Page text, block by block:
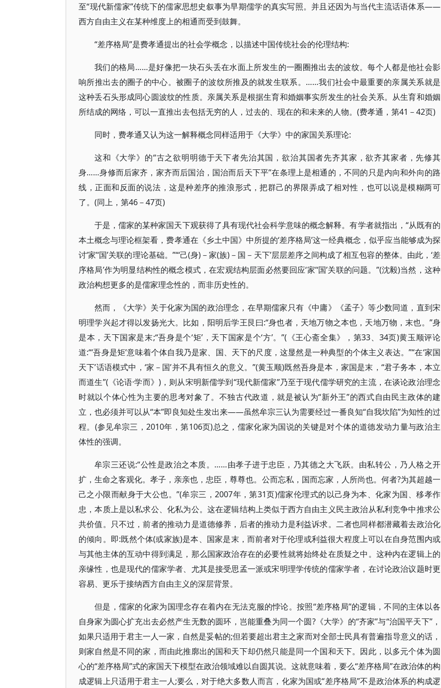
至“现代新儒家”传统下的儒家思想史叙事为早期儒学的真实写照。并且还因为与当代主流话语体系——
西方自由主义在某种维度上的相通而受到鼓舞。
“差序格局”是费孝通提出的社会学概念，以描述中国传统社会的伦理结构:
我们的格局……是好像把一块石头丢在水面上所发生的一圈圈推出去的波纹。每个人都是他社会影
响所推出去的圈子的中心。被圈子的波纹所推及的就发生联系。……我们社会中最重要的亲属关系就是
这种丢石头形成同心圆波纹的性质。亲属关系是根据生育和婚姻事实所发生的社会关系。从生育和婚姻
所结成的网络，可以一直推出去包括无穷的人，过去的、现在的和未来的人物。(费孝通，第41－42页)
同时，费孝通又认为这一解释概念同样适用于《大学》中的家国关系理论:
这和《大学》的“古之欲明明德于天下者先治其国，欲治其国者先齐其家，欲齐其家者，先修其
身……身修而后家齐，家齐而后国治，国治而后天下平”在条理上是相通的，不同的只是内向和外向的路
线，正面和反面的说法，这是种差序的推浪形式，把群己的界限弄成了相对性，也可以说是模糊两可
了。(同上，第46－47页)
于是，儒家的某种家国天下观获得了具有现代社会科学意味的概念解释。有学者就指出，“从既有的
本土概念与理论框架看，费孝通在《乡土中国》中所提的‘差序格局’这一经典概念，似乎应当能够成为探
讨‘家’‘国’关联的理论基础。”“‘己(身)－家(族)－国－天下’层层差序之间构成了相互包容的整体。由此，‘差
序格局’作为明显结构性的概念模式，在宏观结构层面必然要回应‘家’‘国’关联的问题。”(沈毅)当然，这种
政治构想更多的是儒家理念性的，而非历史性的。
然而，《大学》关于化家为国的政治理念，在早期儒家只有《中庸》《孟子》等少数同道，直到宋
明理学兴起才得以发扬光大。比如，阳明后学王艮曰:“身也者，天地万物之本也，天地万物，末也。”身
是本，天下国家是末;“吾身是个‘矩’，天下国家是个‘方’。”(《王心斋全集》，第33、34页)黄玉顺评论
道:“‘吾身是矩’意味着个体自我乃是家、国、天下的尺度，这显然是一种典型的个体主义表达。”“在‘家国
天下’话语模式中，‘家－国’并不具有恒久的意义。”(黄玉顺)既然吾身是本，家国是末，“君子务本，本立
而道生”(《论语·学而》)，则从宋明新儒学到“现代新儒家”乃至于现代儒学研究的主流，在谈论政治理念
时就以个体心性为主要的思考对象了。不独古代政道，就是被认为“新外王”的西式自由民主政体的建
立，也必须并可以从“本”即良知处生发出来——虽然牟宗三认为需要经过一番良知“自我坎陷”为知性的过
程。(参见牟宗三，2010年，第106页)总之，儒家化家为国说的关键是对个体的道德发动力量与政治主
体性的强调。
牟宗三还说:“公性是政治之本质。……由孝子进于忠臣，乃其德之大飞跃。由私转公，乃人格之开
扩，生命之客观化。孝子，亲亲也，忠臣，尊尊也。公而忘私，国而忘家，人所尚也。何者?为其超越一
己之小限而献身于大公也。”(牟宗三，2007年，第31页)儒家伦理式的以己身为本、化家为国、移孝作
忠，本质上是以私求公、化私为公。这在逻辑结构上类似于西方自由主义民主政治从私利竞争中推求公
共价值。只不过，前者的推动力是道德修养，后者的推动力是利益诉求。二者也同样都潜藏着去政治化
的倾向。即:既然个体(或家族)是本、国家是末，而前者对于伦理或利益很大程度上可以在自身范围内或
与其他主体的互动中得到满足，那么国家政治存在的必要性就将始终处在质疑之中。这种内在逻辑上的
亲缘性，也是现代的儒家学者、尤其是接受思孟一派或宋明理学传统的儒家学者，在讨论政治议题时更
容易、更乐于接纳西方自由主义的深层背景。
但是，儒家的化家为国理念存在着内在无法克服的悖论。按照“差序格局”的逻辑，不同的主体以各
自身家为圆心扩充出去必然产生无数的圆环，岂能重叠为同一个圆?《大学》的“齐家”与“治国平天下”，
如果只适用于君主一人一家，自然是妥帖的;但若要超出君主之家而对全部士民具有普遍指导意义的话，
则家自然是不同的家，而由此推廓出的国和天下却仍然只能是同一个国和天下。因此，以多元个体为圆
心的“差序格局”式的家国天下模型在政治领域难以自圆其说。这就意味着，要么“差序格局”在政治体的构
成逻辑上只适用于君主一人;要么，对于绝大多数人而言，化家为国或“差序格局”不是政治体系的构成逻